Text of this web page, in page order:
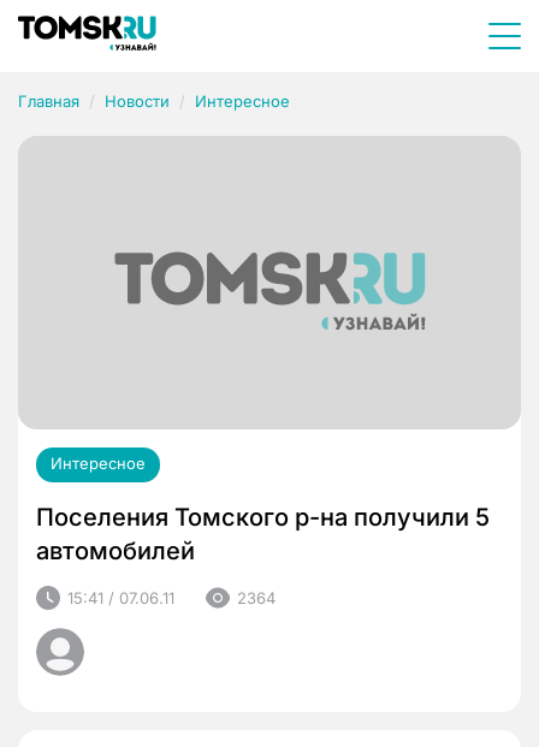
Главная Новости Интересное
Интересное
Поселения Томского р-на получили 5
автомобилей
15:41 / 07.06.11 2364